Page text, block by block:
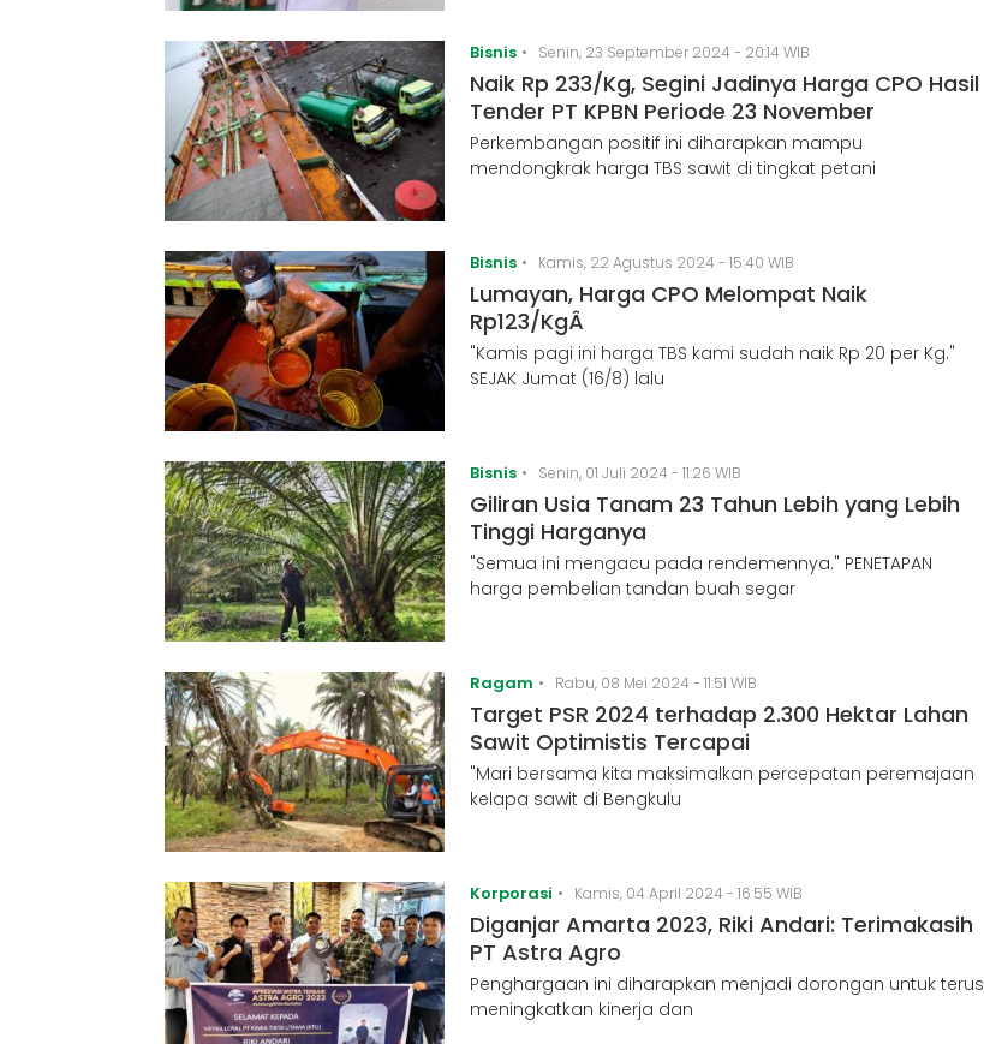
Bisnis • Senin, 23 September 2024 - 20:14 WIB
Naik Rp 233/Kg, Segini Jadinya Harga CPO Hasil
Tender PT KPBN Periode 23 November
Perkembangan positif ini diharapkan mampu
mendongkrak harga TBS sawit di tingkat petani
Bisnis • Kamis, 22 Agustus 2024 - 15:40 WIB
Lumayan, Harga CPO Melompat Naik
Rp123/KgÂ
"Kamis pagi ini harga TBS kami sudah naik Rp 20 per Kg."
SEJAK Jumat (16/8) lalu
Bisnis • Senin, 01 Juli 2024 - 11:26 WIB
Giliran Usia Tanam 23 Tahun Lebih yang Lebih
Tinggi Harganya
"Semua ini mengacu pada rendemennya." PENETAPAN
harga pembelian tandan buah segar
Ragam • Rabu, 08 Mei 2024 - 11:51 WIB
Target PSR 2024 terhadap 2.300 Hektar Lahan
Sawit Optimistis Tercapai
"Mari bersama kita maksimalkan percepatan peremajaan
kelapa sawit di Bengkulu
Korporasi • Kamis, 04 April 2024 - 16:55 WIB
Diganjar Amarta 2023, Riki Andari: Terimakasih
PT Astra Agro
Penghargaan ini diharapkan menjadi dorongan untuk terus
meningkatkan kinerja dan